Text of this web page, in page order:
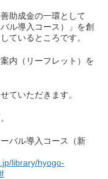
助成金の一環として
ル導入コース）」を創
ているところです。
内（リーフレット）を
ていただきます。
バル導入コース（新
library/hyogo-